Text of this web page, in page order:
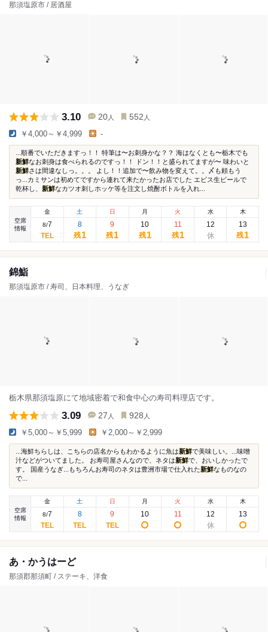
那須塩原市 / 居酒屋
3.10 20 人 552 人
￥4,000～￥4,999 -
...順番でいただきますっ！！ 特筆は〜お刺身かな？？ 海はなくとも〜栃木でも
新鮮なお刺身は食べられるのですっ！！ ドン！！と盛られてますが〜 味わいと
新鮮さは間違なしっ。。。 よし！！追加で〜飲み物を変えて。。〆も頼もう
っ...カミサンは初めてですから連れて来たかったお店でした エビス生ビールで
乾杯し、 新鮮なカツオ刺しホッケ等を注文し焼酎ボトルを入れ...
空席
情報
金
8/7
土
8
残1
日
9
残1
月
10
残1
火
11
残1
水
12
木
13
残1
錦鮨
那須塩原市 / 寿司、日本料理、うなぎ
栃木県那須塩原にて地域密着で和食中心の寿司料理店です。
3.09 27 人 928 人
￥5,000～￥5,999 ￥2,000～￥2,999
...海鮮ちらしは、こちらの店名からもわかるように魚は新鮮で美味しい。...味噌
汁などがついてました。 お寿司屋さんなので、ネタは新鮮で、おいしかったで
す。 国産うなぎ...もちろんお寿司のネタは豊洲市場で仕入れた新鮮なものなの
で...
空席
情報
金
8/7
土
8
日
9
月
10
火
11
水
12
木
13
あ・かうはーど
那須郡那須町 / ステーキ、洋食